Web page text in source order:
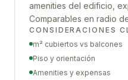
amenities del edificio,
Comparables en radio
CONSIDERACIONES
m² cubiertos vs balcones
Piso y orientación
Amenities y expensas